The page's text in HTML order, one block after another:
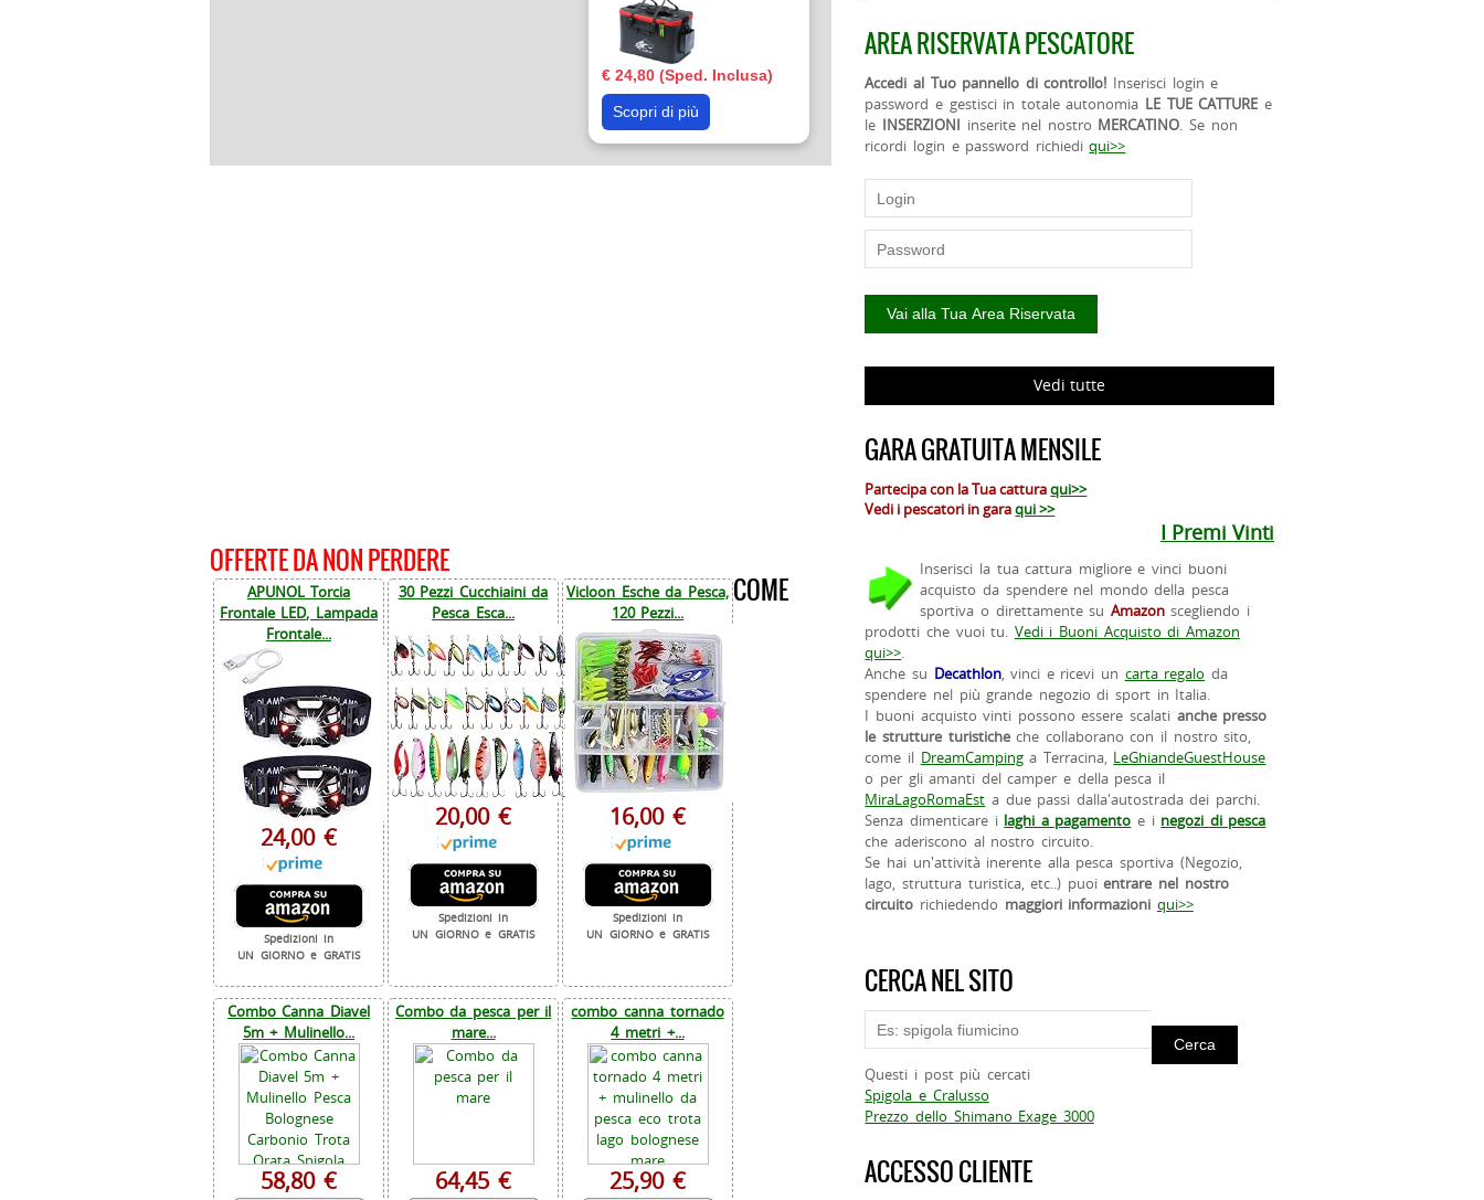
€ 24,80 (Sped. Inclusa)
Scopri di più
OFFERTE DA NON PERDERE
APUNOL Torcia
Frontale LED, Lampada
Frontale...
24,00 €
Spedizioni in
UN GIORNO e GRATIS
30 Pezzi Cucchiaini da
Pesca Esca...
20,00 €
Spedizioni in
UN GIORNO e GRATIS
Vicloon Esche da Pesca,
120 Pezzi...
16,00 €
Spedizioni in
UN GIORNO e GRATIS
Combo Canna Diavel
5m + Mulinello...
58,80 €
Combo da pesca per il
mare...
64,45 €
combo canna tornado
4 metri +...
25,90 €
COME
AREA RISERVATA PESCATORE
Accedi al Tuo pannello di controllo! Inserisci login e
password e gestisci in totale autonomia LE TUE CATTURE e
le INSERZIONI inserite nel nostro MERCATINO. Se non
ricordi login e password richiediqui>>
Vedi tutte
GARA GRATUITA MENSILE
Partecipa con la Tua catturaqui>>
Vedi i pescatori in garaqui >>
I Premi Vinti
Inserisci la tua cattura migliore e vinci buoni
acquisto da spendere nel mondo della pesca
sportiva o direttamente su Amazonscegliendo i
prodotti che vuoi tu. Vedi i Buoni Acquisto di Amazon
qui>>.
Anche su Decathlon, vinci e ricevi un carta regalo da
spendere nel più grande negozio di sport in Italia.
I buoni acquisto vinti possono essere scalati anche presso
le strutture turisticheche collaborano con il nostro sito,
come il DreamCampinga Terracina, LeGhiandeGuestHouse
o per gli amanti del camper e della pesca il
MiraLagoRomaEst a due passi dalla'autostrada dei parchi.
Senza dimenticare i laghi a pagamento e i negozi di pesca
che aderiscono al nostro circuito.
Se hai un'attività inerente alla pesca sportiva (Negozio,
lago, struttura turistica, etc..) puoientrare nel nostro
circuito richiedendo maggiori informazioni qui>>
CERCA NEL SITO
Questi i post più cercati
Spigola e Cralusso
Prezzo dello Shimano Exage 3000
ACCESSO CLIENTE